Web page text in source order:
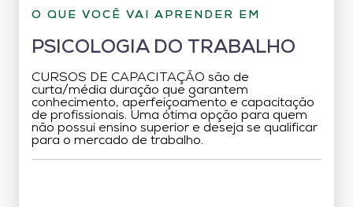
O QUE VOCÊ VAI APRENDER EM
PSICOLOGIA DO TRABALHO
CURSOS DE CAPACITAÇÃO são de
curta/média duração que garantem
conhecimento, aperfeiçoamento e capacitação
de profissionais. Uma ótima opção para quem
não possui ensino superior e deseja se qualificar
para o mercado de trabalho.